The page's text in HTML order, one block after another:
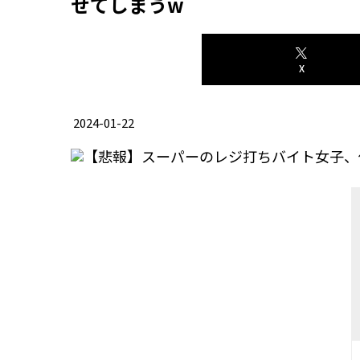
X
2024-01-22